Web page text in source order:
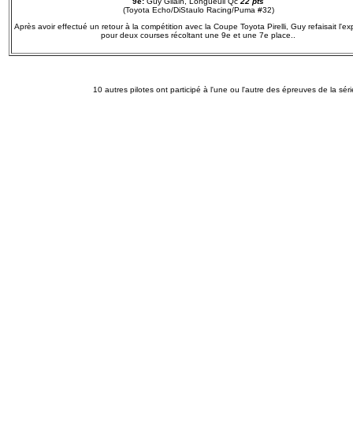
(Toyota Echo/DiStaulo Racing/Puma #32)
Après avoir effectué un retour à la compétition avec la Coupe Toyota Pirelli, Guy refaisait
pour deux courses récoltant une 9e et une 7e place..
10 autres pilotes ont participé à l'une ou l'autre des épreuves de la